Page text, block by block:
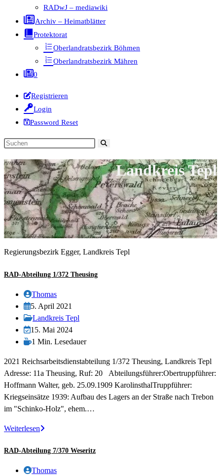
RADwJ – mediawiki
Archiv – Heimatblätter
Protektorat
Oberlandratsbezirk Böhmen
Oberlandratsbezirk Mähren
0
Registrieren
Login
Password Reset
Diese
durchsuchen
Landkreis Tepl
Regierungsbezirk Egger, Landkreis Tepl
RAD-Abteilung 1/372 Theusing
Beitrags-
Autor:
Thomas
Beitrag
veröffentlicht:
5. April 2021
Beitrags-
Kategorie:
Landkreis Tepl
Beitrag
zuletzt
am:
15. Mai 2024
Lesedauer:
1 Min. Lesedauer
2021 Reichsarbeitsdienstabteilung 1/372 Theusing, Landkreis Tepl
Adresse: 11a Theusing, Ruf: 20 Abteilungsführer:Obertruppführer:
Hoffmann Walter, geb. 25.09.1909 KarolinsthalTruppführer:
Kriegseinsätze 1939: Aufbau des Lagers an der Straße nach Trebon
im "Schinko-Holz", ehem.…
WeiterlesenRAD-
1/372
RAD-Abteilung 7/370 Weseritz
Beitrags-
Thomas